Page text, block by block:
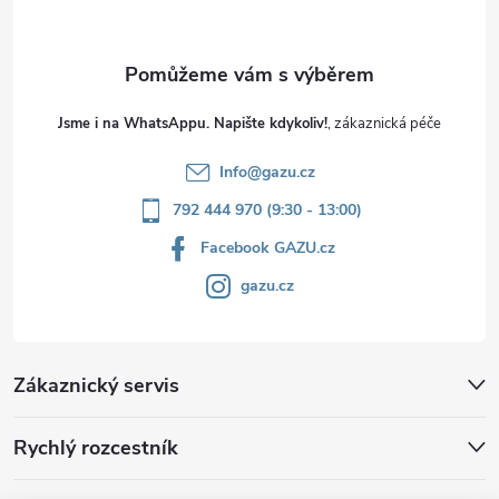
Jsme i na WhatsAppu. Napište kdykoliv!
Info@gazu.cz
792 444 970 (9:30 - 13:00)
Facebook GAZU.cz
gazu.cz
Zákaznický servis
Rychlý rozcestník